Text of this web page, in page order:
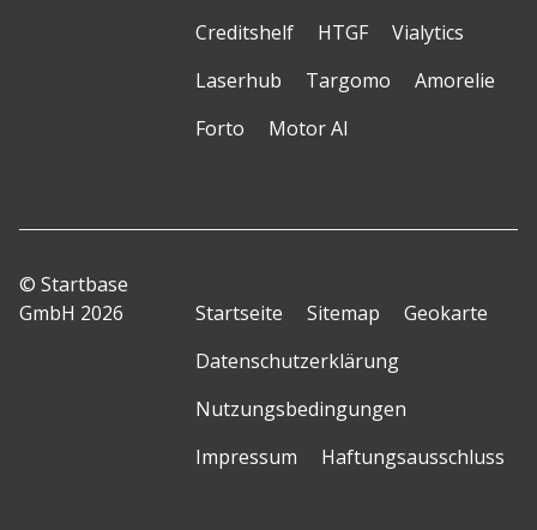
Creditshelf
HTGF
Vialytics
Laserhub
Targomo
Amorelie
Forto
Motor AI
© Startbase
GmbH 2026
Startseite Sitemap
Geokarte
Datenschutzerklärung
Nutzungsbedingungen
Impressum
Haftungsausschluss